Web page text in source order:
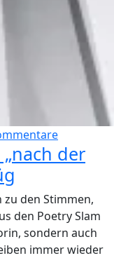
der
zu den Stimmen,
den Poetry Slam
sondern auch
immer wieder